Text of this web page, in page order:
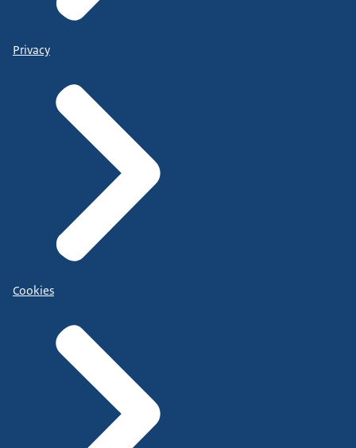
Privacy
Cookies